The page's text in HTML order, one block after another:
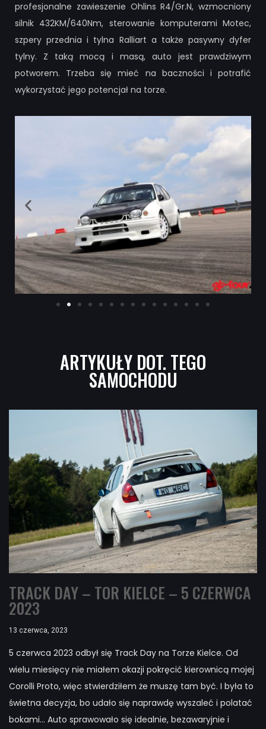
profesjonalne zawieszenie Ohlins R4/Gr.N, wzmocniony
silnik 432KM/640Nm, sterowanie komputerami Motec,
szpery przednia i tylna Ralliart a także pasywny dyfer
tylny. Z taką mocą i masą, auto jest prawdziwym
potworem. Trzeba się mieć na baczności i potrafić
wykorzystać jego potencjał na torze.
ARTYKUŁY DOT. TEGO
SAMOCHODU
TRACK DAY – TOR KIELCE – 5 CZERWCA
2023
13 czerwca, 2023
5 czerwca 2023 odbył się Track Day na Torze Kielce. Od
wielu miesięcy nie miałem okazji pokręcić kierownicą mojej
Corolli Proto, więc stwierdziłem że muszę tam być. I była to
świetna decyzja, bo udało się naprawdę wyszaleć i polatać
bokami... Auto sprawowało się idealnie, bezawaryjnie i